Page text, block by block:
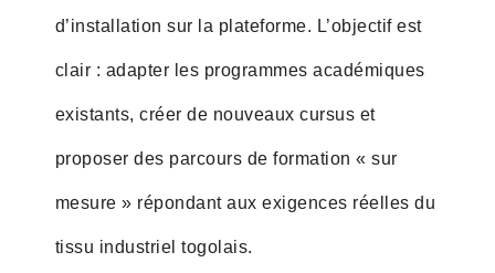
d’installation sur la plateforme. L’objectif est
clair : adapter les programmes académiques
existants, créer de nouveaux cursus et
proposer des parcours de formation « sur
mesure » répondant aux exigences réelles du
tissu industriel togolais.